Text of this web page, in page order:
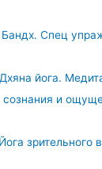
Спец
йога.
сознания и
зрительного